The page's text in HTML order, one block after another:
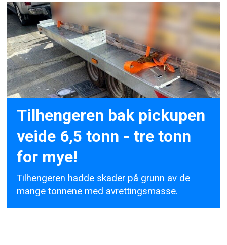
Tilhengeren bak pickupen
veide 6,5 tonn - tre tonn
for mye!
Tilhengeren hadde skader på grunn av de
mange tonnene med avrettingsmasse.